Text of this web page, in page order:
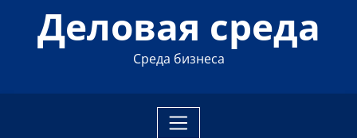
Деловая среда
Среда бизнеса